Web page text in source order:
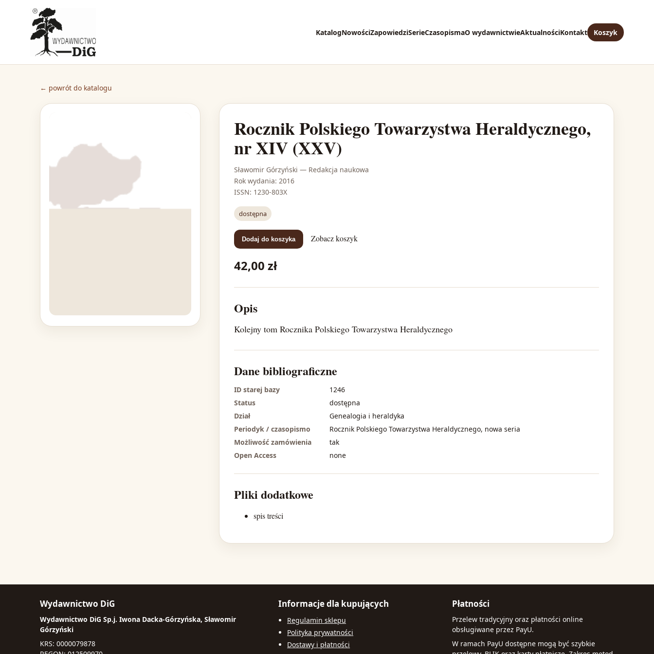
KatalogNowościZapowiedziSerieCzasopismaO wydawnictwieAktualnościKontakt Koszyk
← powrót do katalogu
Rocznik Polskiego Towarzystwa Heraldycznego,
nr XIV (XXV)
Sławomir Górzyński — Redakcja naukowa
Rok wydania: 2016
ISSN: 1230-803X
dostępna
Dodaj do koszyka Zobacz koszyk
42,00 zł
Opis
Kolejny tom Rocznika Polskiego Towarzystwa Heraldycznego
Dane bibliograficzne
ID starej bazy
1246
Status
dostępna
Dział
Genealogia i heraldyka
Periodyk / czasopismo
Rocznik Polskiego Towarzystwa Heraldycznego, nowa seria
Możliwość zamówienia
tak
Open Access
none
Pliki dodatkowe
spis treści
Wydawnictwo DiG
Wydawnictwo DiG Sp.j. Iwona Dacka-Górzyńska, Sławomir
Górzyński
KRS: 0000079878
Informacje dla kupujących
Regulamin sklepu
Polityka prywatności
Dostawy i płatności
Płatności
Przelew tradycyjny oraz płatności online
obsługiwane przez PayU.
W ramach PayU dostępne mogą być szybkie